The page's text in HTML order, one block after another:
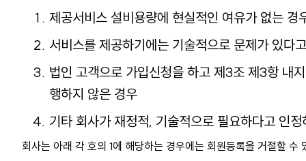
제공서비스 설비용량에 현실적인 여유가 없는 경
서비스를 제공하기에는 기술적으로 문제가 있다
법인 고객으로 가입신청을 하고 제3조 제3항 내
행하지 않은 경우
기타 회사가 재정적, 기술적으로 필요하다고 인정
회사는 아래 각 호의 1에 해당하는 경우에는 회원등록을 거절할 수